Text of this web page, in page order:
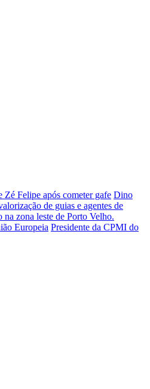
Zé Felipe após cometer gafe Dino
de guias e agentes de
zona leste de Porto Velho.
Europeia Presidente da CPMI do